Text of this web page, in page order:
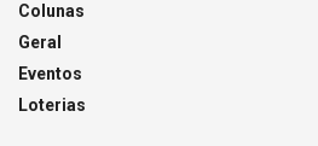
Colunas
Geral
Eventos
Loterias